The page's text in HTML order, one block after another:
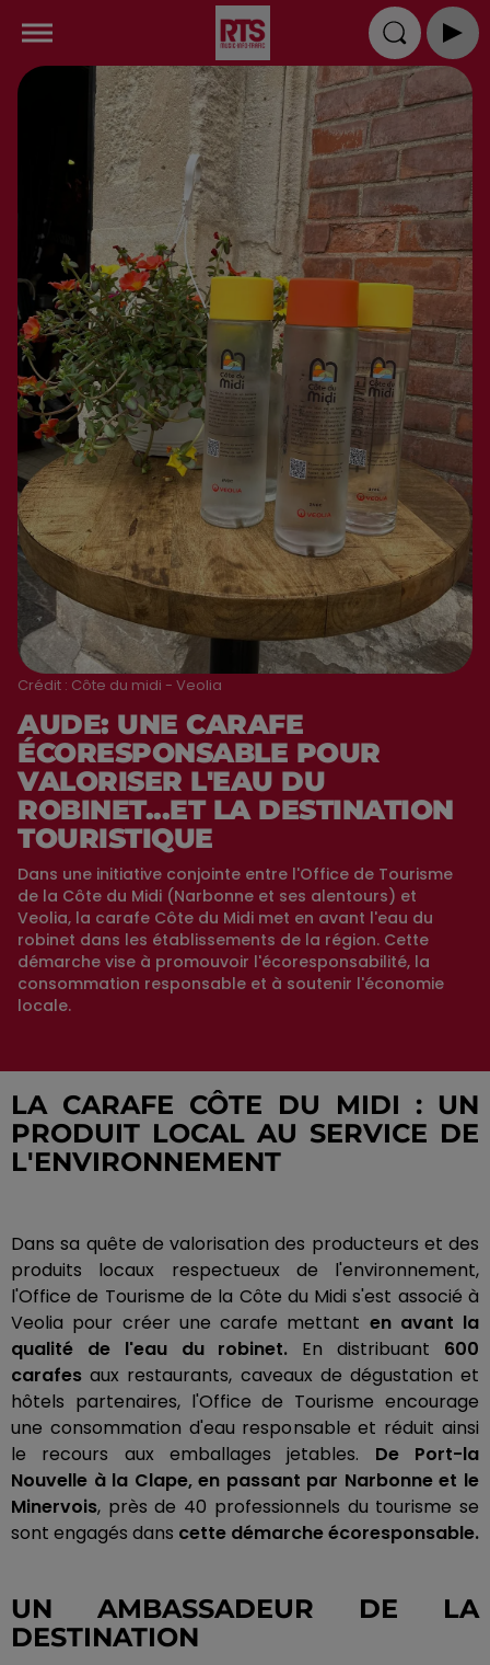
Crédit : Côte du midi - Veolia
AUDE: UNE CARAFE
ÉCORESPONSABLE POUR
VALORISER L'EAU DU
ROBINET...ET LA DESTINATION
TOURISTIQUE
Dans une initiative conjointe entre l'Office de Tourisme
de la Côte du Midi (Narbonne et ses alentours) et
Veolia, la carafe Côte du Midi met en avant l'eau du
robinet dans les établissements de la région. Cette
démarche vise à promouvoir l'écoresponsabilité, la
consommation responsable et à soutenir l'économie
locale.
LA CARAFE CÔTE DU MIDI : UN
PRODUIT LOCAL AU SERVICE DE
L'ENVIRONNEMENT
Dans sa quête de valorisation des producteurs et des
produits locaux respectueux de l'environnement,
l'Office de Tourisme de la Côte du Midi s'est associé à
Veolia pour créer une carafe mettant en avant la
qualité de l'eau du robinet. En distribuant 600
carafes aux restaurants, caveaux de dégustation et
hôtels partenaires, l'Office de Tourisme encourage
une consommation d'eau responsable et réduit ainsi
le recours aux emballages jetables. De Port-la
Nouvelle à la Clape, en passant par Narbonne et le
Minervois, près de 40 professionnels du tourisme se
sont engagés dans cette démarche écoresponsable.
UN AMBASSADEUR DE LA
DESTINATION